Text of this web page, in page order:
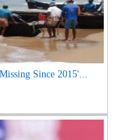
Since 2015'...